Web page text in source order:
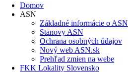
Domov
ASN
Základné informácie o ASN
Stanovy ASN
Ochrana osobných údajov
Nový web ASN.sk
Prehľad zmien na webe
FKK Lokality Slovensko